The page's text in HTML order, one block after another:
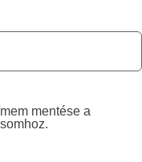
mentése a